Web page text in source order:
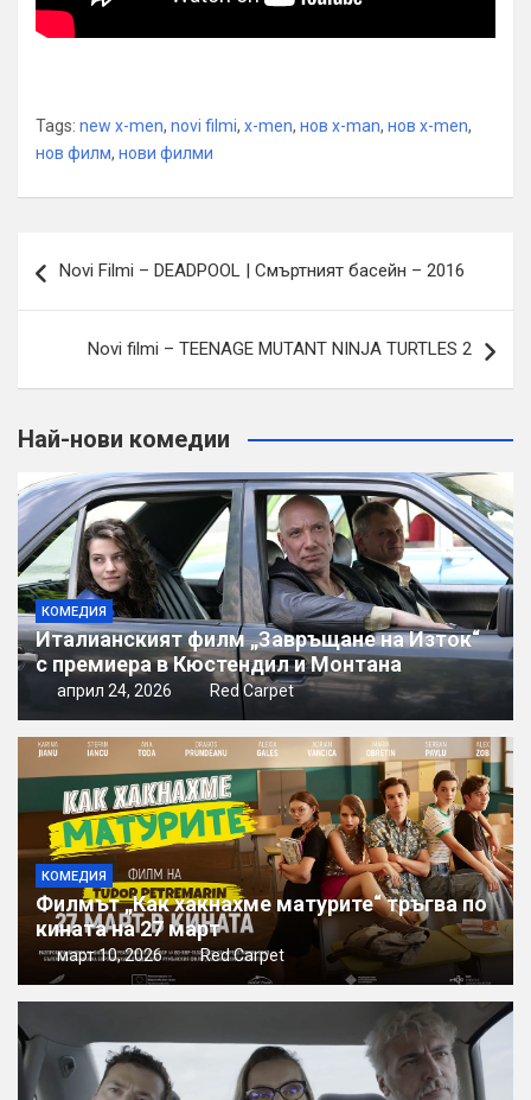
Tags: new x-men, novi filmi, x-men, нов x-man, нов x-men,
нов филм, нови филми
Novi Filmi – DEADPOOL | Смъртният басейн – 2016
Novi filmi – TEENAGE MUTANT NINJA TURTLES 2
Най-нови комедии
КОМЕДИЯ
Италианският филм „Завръщане на Изток“
с премиера в Кюстендил и Монтана
април 24, 2026 Red Carpet
КОМЕДИЯ
Филмът „Как хакнахме матурите“ тръгва по
кината на 27 март
март 10, 2026 Red Carpet